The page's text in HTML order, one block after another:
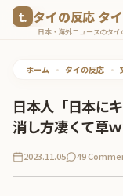
タイの反応 タ
日本・海外ニュースのタイ
ホーム • タイの反応 •
日本人「日本に
消し方凄くて草
2023.11.05 49